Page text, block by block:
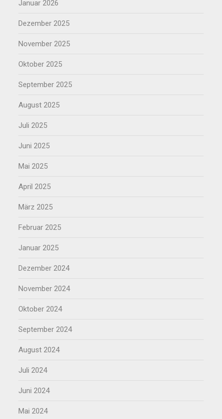
Januar 2026
Dezember 2025
November 2025
Oktober 2025
September 2025
August 2025
Juli 2025
Juni 2025
Mai 2025
April 2025
März 2025
Februar 2025
Januar 2025
Dezember 2024
November 2024
Oktober 2024
September 2024
August 2024
Juli 2024
Juni 2024
Mai 2024